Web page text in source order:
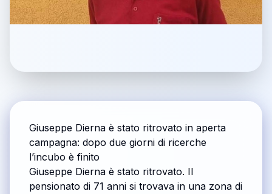
Giuseppe Dierna è stato ritrovato in aperta
campagna: dopo due giorni di ricerche
l’incubo è finito
Giuseppe Dierna è stato ritrovato. Il
pensionato di 71 anni si trovava in una zona di